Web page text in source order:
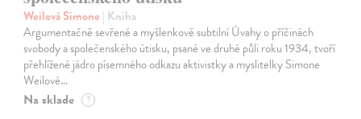
Weilová Simone | Kniha
Argumentačně sevřené a myšlenkově subtilní Úvahy o příčinách
svobody a společenského útisku, psané ve druhé půli roku 1934, tvoří
přehlížené jádro písemného odkazu aktivistky a myslitelky Simone
Weilové…
Na sklade ?